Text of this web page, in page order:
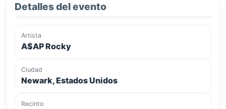
Detalles del evento
Artista
A$AP Rocky
Ciudad
Newark, Estados Unidos
Recinto